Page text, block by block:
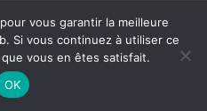
vous garantir la meilleure
Si vous continuez à utiliser ce
vous en êtes satisfait.
OK